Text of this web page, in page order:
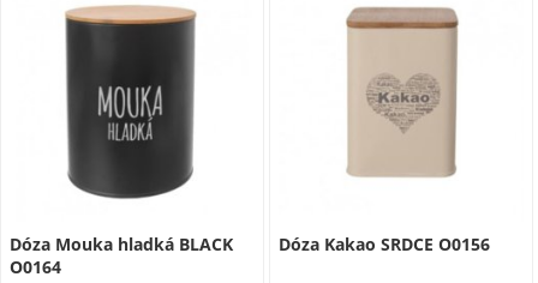
Dóza Mouka hladká BLACK
O0164
Dóza Kakao SRDCE O0156